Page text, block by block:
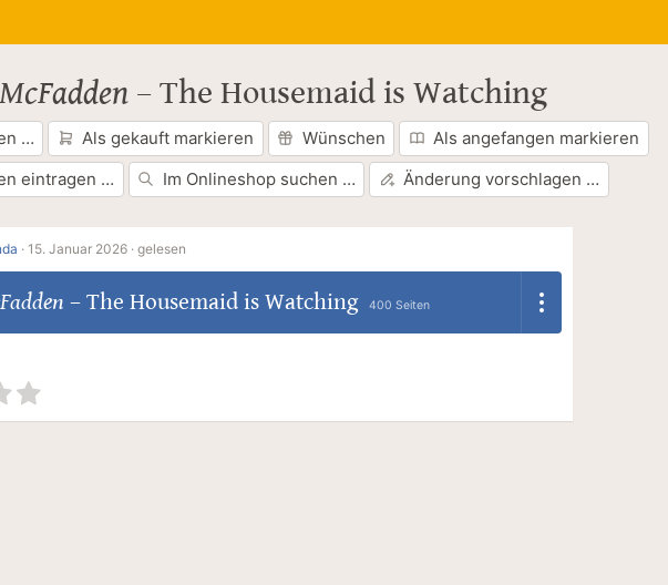
– The Housemaid is Watching
… Als gekauft markieren Wünschen
Als angefangen markieren
eintragen …
Im Onlineshop suchen … Änderung vorschlagen …
· 15. Januar 2026 · gelesen
– The Housemaid is Watching 400 Seiten